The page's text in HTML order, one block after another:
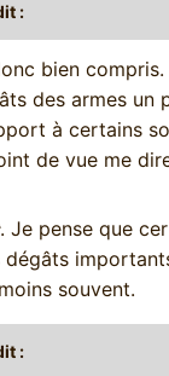
:
bien
des armes un
à certains
de vue me
Je pense que
souvent.
: